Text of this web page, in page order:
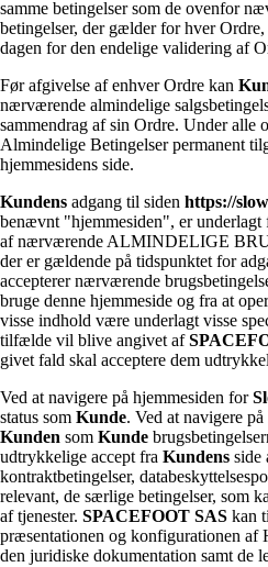
samme betingelser som de ovenfor
betingelser, der gælder for hver
dagen for den endelige validering af
Før afgivelse af enhver Ordre kan
nærværende almindelige
sammendrag af sin Ordre. Under alle
Almindelige Betingelser permanent
hjemmesidens side.
Kundens adgang til siden https://
benævnt "hjemmesiden", er underlagt
af nærværende ALMINDELIGE
der er gældende på tidspunktet for
accepterer nærværende
bruge denne hjemmeside og fra at
visse indhold være underlagt visse
tilfælde vil blive angivet af
givet fald skal acceptere dem
Ved at navigere på hjemmesiden for
status som Kunde. Ved at navigere
Kunden som Kunde
udtrykkelige accept fra Kundens side
kontraktbetingelser,
relevant, de særlige betingelser, som
af tjenester. SPACEFOOT SAS kan
præsentationen og konfigurationen af
den juridiske dokumentation samt de